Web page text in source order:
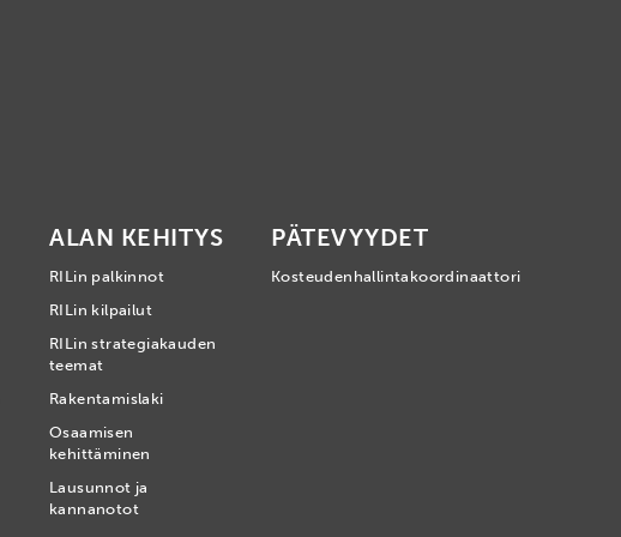
ALAN KEHITYS
RILin palkinnot
RILin kilpailut
RILin strategiakauden
teemat
Rakentamislaki
Osaamisen
kehittäminen
Lausunnot ja
kannanotot
PÄTEVYYDET
Kosteudenhallintakoordinaattori